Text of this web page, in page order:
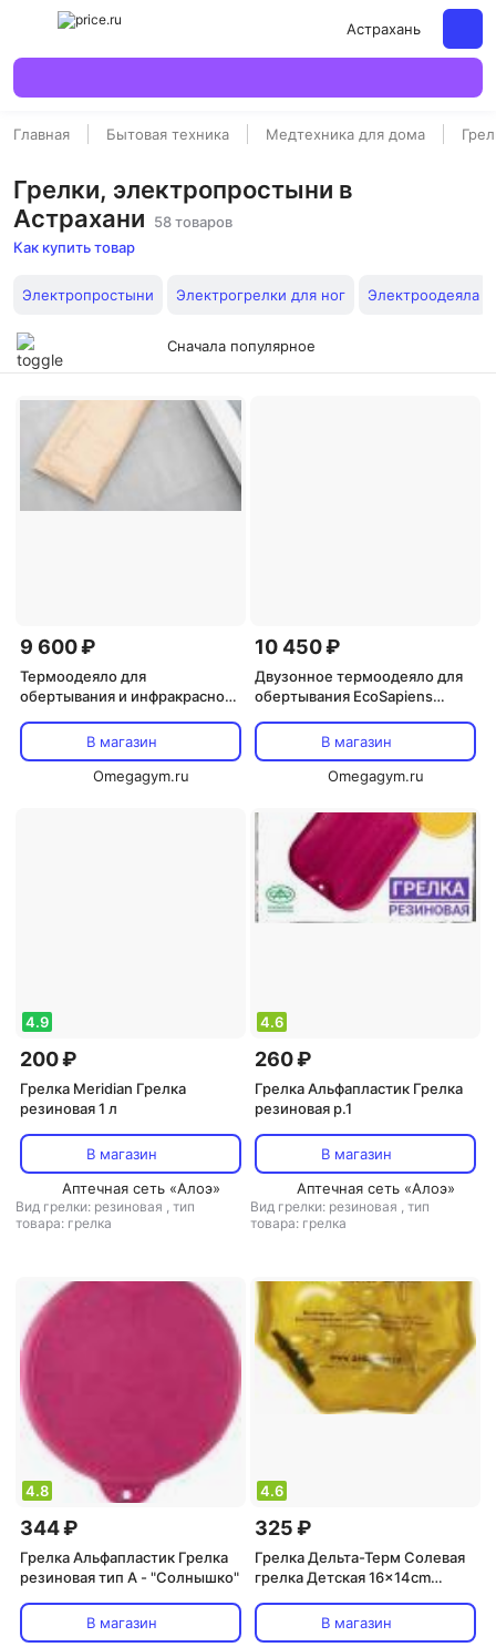
Астрахань
Главная Бытовая техника Медтехника для дома
Грелки, электропростыни в
Астрахани
58 товаров
Как купить товар
Электропростыни Электрогрелки для ног Электроодеяла
Сначала популярное
9 600 ₽
Термоодеяло для
обертывания и инфракрасной
220х180 см бежевое
В магазин
Omegagym.ru
10 450 ₽
Двузонное термоодеяло для
обертывания EcoSapiens
В магазин
Omegagym.ru
4.9
200 ₽
Грелка Meridian Грелка
резиновая 1 л
В магазин
Аптечная сеть «Алоэ»
Вид грелки: резиновая , тип
товара: грелка
4.6
260 ₽
Грелка Альфапластик Грелка
резиновая р.1
В магазин
Аптечная сеть «Алоэ»
Вид грелки: резиновая , тип
товара: грелка
4.8
344 ₽
Грелка Альфапластик Грелка
резиновая тип А - "Солнышко"
В магазин
4.6
325 ₽
Грелка Дельта-Терм Солевая
грелка Детская 16x14cm
В магазин